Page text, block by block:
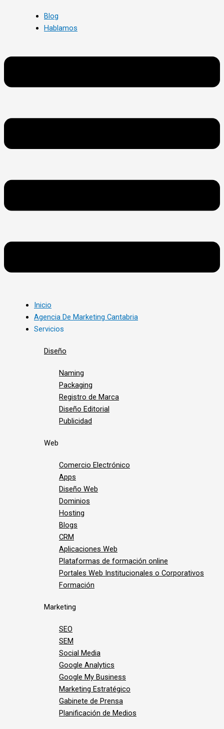
Blog
Hablamos
Inicio
Agencia De Marketing Cantabria
Servicios
Diseño
Naming
Packaging
Registro de Marca
Diseño Editorial
Publicidad
Web
Comercio Electrónico
Apps
Diseño Web
Dominios
Hosting
Blogs
CRM
Aplicaciones Web
Plataformas de formación online
Portales Web Institucionales o Corporativos
Formación
Marketing
SEO
SEM
Social Media
Google Analytics
Google My Business
Marketing Estratégico
Gabinete de Prensa
Planificación de Medios